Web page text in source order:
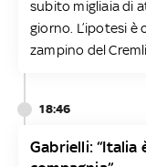
subito migliaia di
giorno. L’ipotesi è
zampino del
18:46
Gabrielli: “Italia